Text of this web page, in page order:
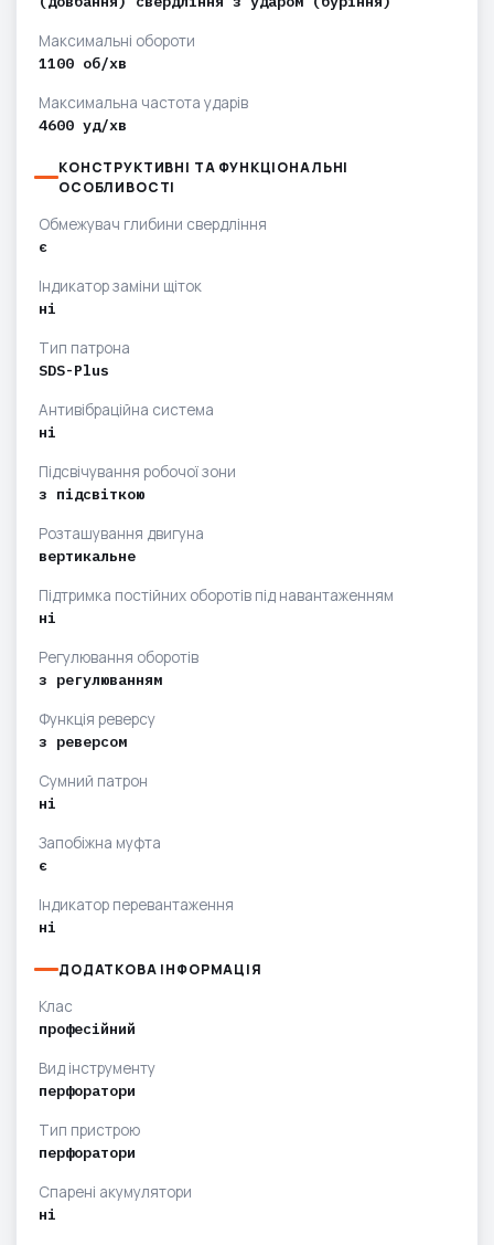
Максимальні обороти
1100 об/хв
Максимальна частота ударів
4600 уд/хв
КОНСТРУКТИВНІ ТА ФУНКЦІОНАЛЬНІ
ОСОБЛИВОСТІ
Обмежувач глибини свердління
є
Індикатор заміни щіток
ні
Тип патрона
SDS-Plus
Антивібраційна система
ні
Підсвічування робочої зони
з підсвіткою
Розташування двигуна
вертикальне
Підтримка постійних оборотів під навантаженням
ні
Регулювання оборотів
з регулюванням
Функція реверсу
з реверсом
Сумний патрон
ні
Запобіжна муфта
є
Індикатор перевантаження
ні
ДОДАТКОВА ІНФОРМАЦІЯ
Клас
професійний
Вид інструменту
перфоратори
Тип пристрою
перфоратори
Спарені акумулятори
ні